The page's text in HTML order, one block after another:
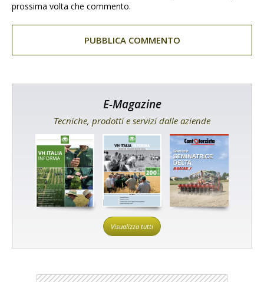
prossima volta che commento.
E-Magazine
Tecniche, prodotti e servizi dalle aziende
Visualizza tutti